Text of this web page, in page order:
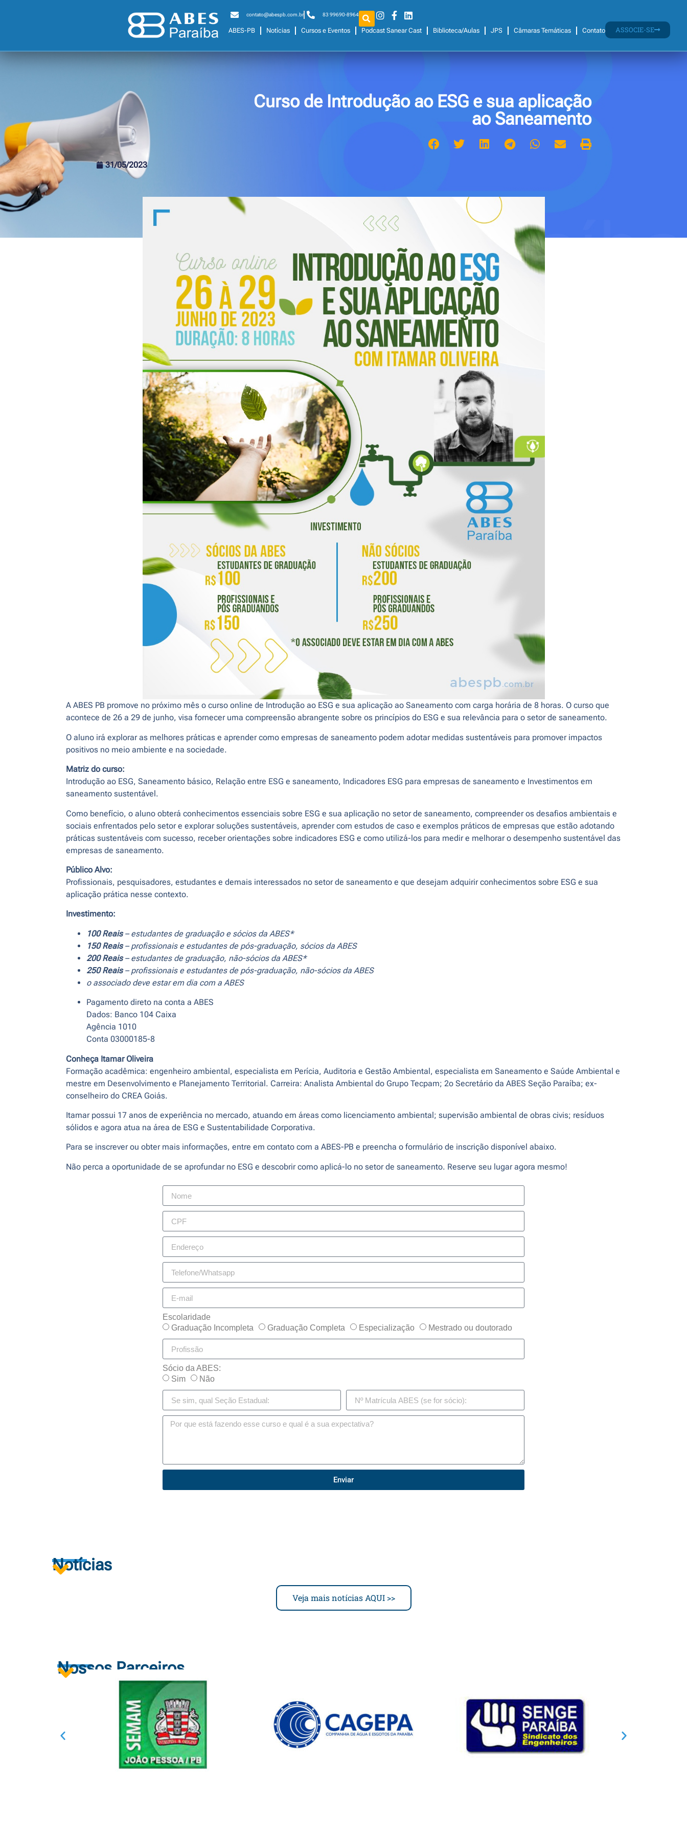
contato@abespb.com.br 83 99690-8964
ABES-PB Notícias Cursos e Eventos Podcast Sanear Cast Biblioteca/Aulas JPS Câmaras Temáticas Contato ASSOCIE-SE
Curso de Introdução ao ESG e sua aplicação
ao Saneamento
31/05/2023
A ABES PB promove no próximo mês o curso online de Introdução ao ESG e sua aplicação ao Saneamento com carga horária de 8 horas. O curso que
acontece de 26 a 29 de junho, visa fornecer uma compreensão abrangente sobre os princípios do ESG e sua relevância para o setor de saneamento.
O aluno irá explorar as melhores práticas e aprender como empresas de saneamento podem adotar medidas sustentáveis para promover impactos
positivos no meio ambiente e na sociedade.
Matriz do curso:
Introdução ao ESG, Saneamento básico, Relação entre ESG e saneamento, Indicadores ESG para empresas de saneamento e Investimentos em
saneamento sustentável.
Como benefício, o aluno obterá conhecimentos essenciais sobre ESG e sua aplicação no setor de saneamento, compreender os desafios ambientais e
sociais enfrentados pelo setor e explorar soluções sustentáveis, aprender com estudos de caso e exemplos práticos de empresas que estão adotando
práticas sustentáveis com sucesso, receber orientações sobre indicadores ESG e como utilizá-los para medir e melhorar o desempenho sustentável das
empresas de saneamento.
Público Alvo:
Profissionais, pesquisadores, estudantes e demais interessados no setor de saneamento e que desejam adquirir conhecimentos sobre ESG e sua
aplicação prática nesse contexto.
Investimento:
100 Reais– estudantes de graduação e sócios da ABES*
150 Reais– profissionais e estudantes de pós-graduação, sócios da ABES
200 Reais– estudantes de graduação, não-sócios da ABES*
250 Reais– profissionais e estudantes de pós-graduação, não-sócios da ABES
o associado deve estar em dia com a ABES
Pagamento direto na conta a ABES
Dados: Banco 104 Caixa
Agência 1010
Conta 03000185-8
Conheça Itamar Oliveira
Formação acadêmica: engenheiro ambiental, especialista em Perícia, Auditoria e Gestão Ambiental, especialista em Saneamento e Saúde Ambiental e
mestre em Desenvolvimento e Planejamento Territorial. Carreira: Analista Ambiental do Grupo Tecpam; 2o Secretário da ABES Seção Paraíba; ex-
conselheiro do CREA Goiás.
Itamar possui 17 anos de experiência no mercado, atuando em áreas como licenciamento ambiental; supervisão ambiental de obras civis; resíduos
sólidos e agora atua na área de ESG e Sustentabilidade Corporativa.
Para se inscrever ou obter mais informações, entre em contato com a ABES-PB e preencha o formulário de inscrição disponível abaixo.
Não perca a oportunidade de se aprofundar no ESG e descobrir como aplicá-lo no setor de saneamento. Reserve seu lugar agora mesmo!
Escolaridade
Graduação Incompleta
Graduação Completa Especialização Mestrado ou doutorado
Sócio da ABES:
Sim
Não
Enviar
Notícias
Veja mais notícias AQUI >>
Nossos Parceiros